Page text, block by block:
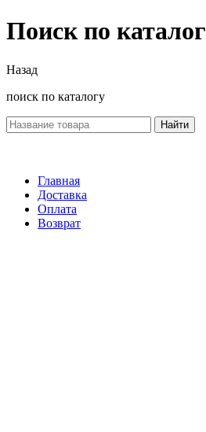
Поиск по
Назад
поиск по каталогу
Найти
Главная
Доставка
Оплата
Возврат